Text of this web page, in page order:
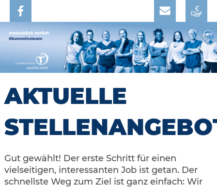
AKTUELLE
Gut gewählt! Der erste Schritt für einen
vielseitigen, interessanten Job ist getan. Der
schnellste Weg zum Ziel ist ganz einfach: Wir